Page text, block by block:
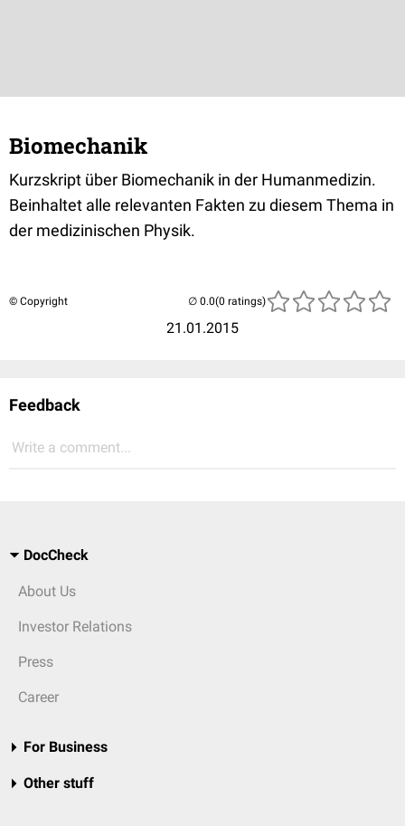
Biomechanik
Kurzskript über Biomechanik in der Humanmedizin.
Beinhaltet alle relevanten Fakten zu diesem Thema in
der medizinischen Physik.
© Copyright
21.01.2015
(0 ratings)
Feedback
Write a comment...
DocCheck
About Us
Investor Relations
Press
Career
For Business
Other stuff